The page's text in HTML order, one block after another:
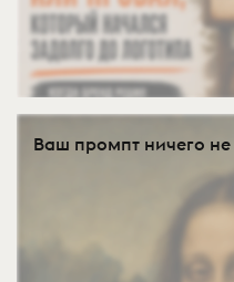
Ваш промпт ничего не